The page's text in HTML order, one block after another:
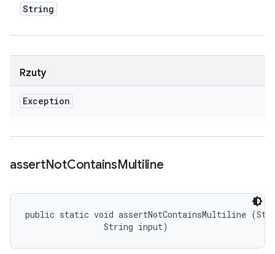
String
Rzuty
Exception
assertNotContainsMultiline
public static void assertNotContainsMultiline
                String input)